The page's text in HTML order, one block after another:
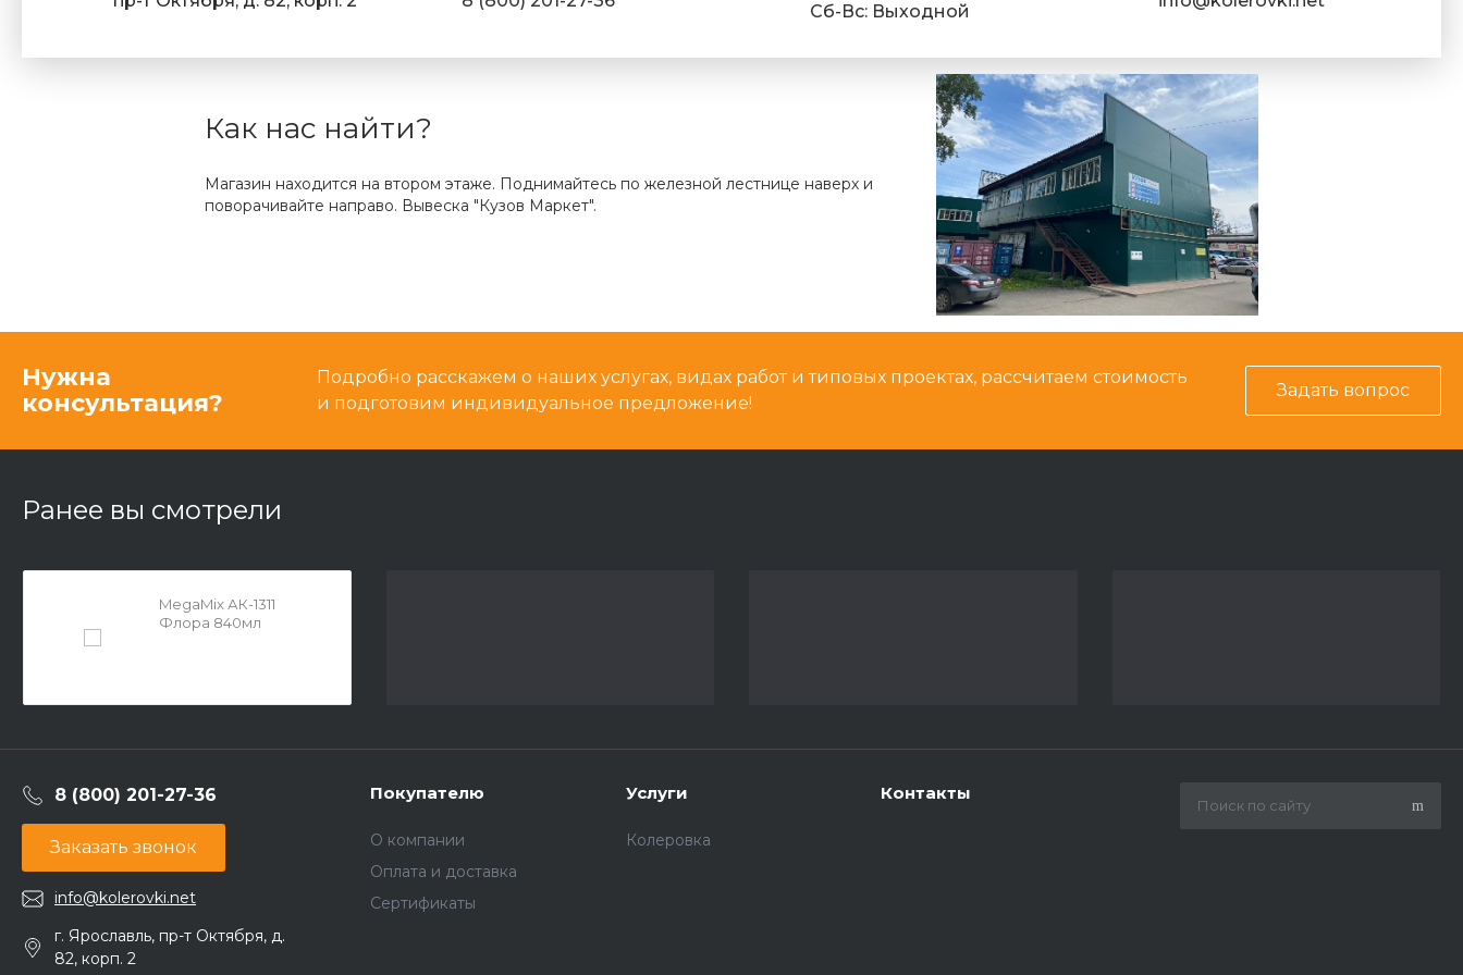
Cб-Вс: Выходной
Как нас найти?
Магазин находится на втором этаже. Поднимайтесь по железной лестнице наверх и
поворачивайте направо. Вывеска "Кузов Маркет".
Нужна
консультация?
Подробно расскажем о наших услугах, видах работ и типовых проектах, рассчитаем стоимость
и подготовим индивидуальное предложение!
Задать вопрос
Ранее вы смотрели
MegaMix АК-1311
Флора 840мл
8 (800) 201-27-36
Заказать звонок
info@kolerovki.net
г. Ярославль, пр-т Октября, д.
82, корп. 2
Покупателю
О компании
Оплата и доставка
Сертификаты
Услуги
Колеровка
Контакты